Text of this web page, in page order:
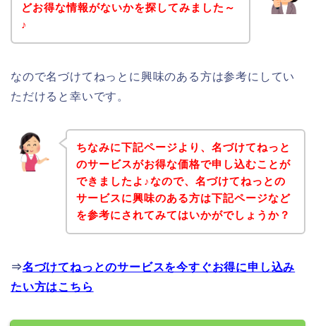
どお得な情報がないかを探してみました～
♪
なので名づけてねっとに興味のある方は参考にしてい
ただけると幸いです。
ちなみに下記ページより、名づけてねっと
のサービスがお得な価格で申し込むことが
できましたよ♪なので、名づけてねっとの
サービスに興味のある方は下記ページなど
を参考にされてみてはいかがでしょうか？
⇒名づけてねっとのサービスを今すぐお得に申し込み
たい方はこちら